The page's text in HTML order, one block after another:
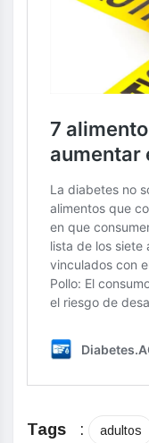
Tags : adultos